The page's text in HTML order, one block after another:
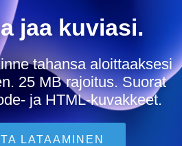
jaa kuviasi.
tahansa aloittaaksesi
25 MB rajoitus. Suorat
ja HTML-kuvakkeet.
LATAAMINEN